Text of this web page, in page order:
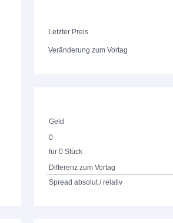
Letzter Preis
Veränderung zum Vortag
Geld
0
für 0 Stück
Differenz zum Vortag
Spread absolut / relativ